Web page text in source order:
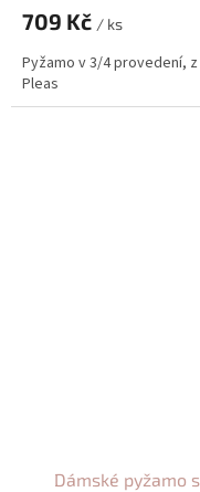
709 Kč / ks
Pyžamo v 3/4 provedení,
Pleas
Dámské pyžamo